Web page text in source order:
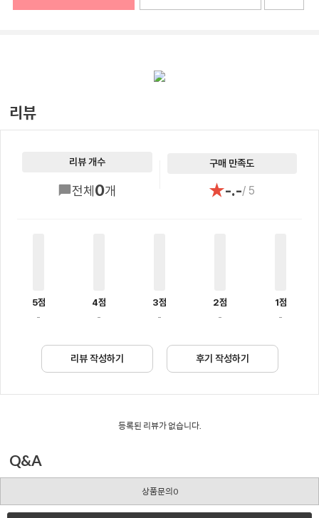
리뷰
리뷰 개수
전체0개
구매 만족도
★-.-/ 5
5점
-
4점
-
3점
-
2점
-
1점
-
리뷰 작성하기 후기 작성하기
등록된 리뷰가 없습니다.
Q&A
상품문의0